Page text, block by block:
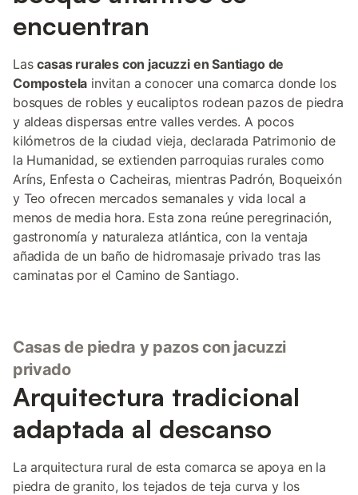
encuentran
Lascasas rurales con jacuzzi en Santiago de
Compostela invitan a conocer una comarca donde los
bosques de robles y eucaliptos rodean pazos de piedra
y aldeas dispersas entre valles verdes. A pocos
kilómetros de la ciudad vieja, declarada Patrimonio de
la Humanidad, se extienden parroquias rurales como
Aríns, Enfesta o Cacheiras, mientras Padrón, Boqueixón
y Teo ofrecen mercados semanales y vida local a
menos de media hora. Esta zona reúne peregrinación,
gastronomía y naturaleza atlántica, con la ventaja
añadida de un baño de hidromasaje privado tras las
caminatas por el Camino de Santiago.
Casas de piedra y pazos con jacuzzi
privado
Arquitectura tradicional
adaptada al descanso
La arquitectura rural de esta comarca se apoya en la
piedra de granito, los tejados de teja curva y los